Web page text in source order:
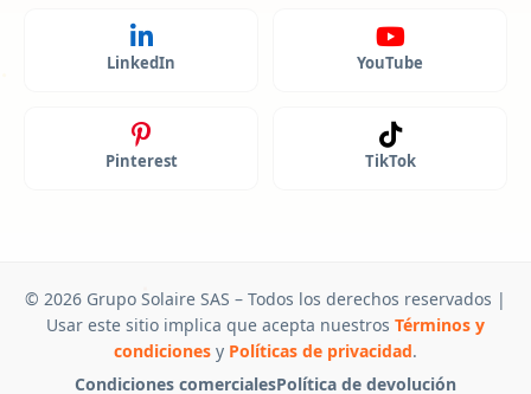
LinkedIn YouTube
Pinterest TikTok
© 2026 Grupo Solaire SAS – Todos los derechos reservados |
Usar este sitio implica que acepta nuestros Términos y
condiciones y Políticas de privacidad.
Condiciones comercialesPolítica de devolución